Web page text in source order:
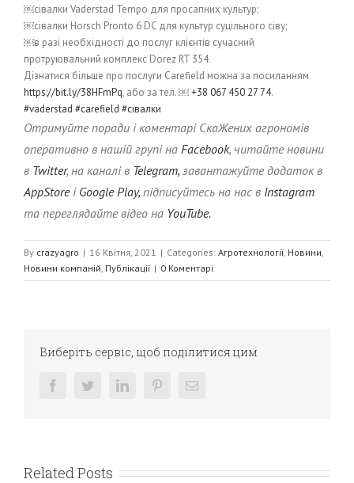
￼сівалки Vaderstad Tempo для просапних культур;
￼сівалки Horsch Pronto 6 DC для культур суцільного сіву;
￼в разі необхідності до послуг клієнтів сучасний
протруювальний комплекс Dorez RT 354.
Дізнатися більше про послуги Carefield можна за посиланням
https://bit.ly/38HFmPq, або за тел. ￼+38 067 450 27 74.
#vaderstad #carefield #сівалки
Отримуйте поради і коментарі СкаЖених агрономів
оперативно в нашій групі на Facebook, читайте новини
в Twitter, на каналі в Telegram, завантажуйте додаток в
AppStoreі Google Play, підписуйтесь на нас в Instagram
та переглядайте відео на YouTube.
By crazyagro | 16 Квітня, 2021 | Categories: Агротехнології Новини
Новини компаній Публікації | 0 Коментарі
Виберіть сервіс, щоб поділитися цим
facebooktwitter linkedin pinterestE-
Related Posts